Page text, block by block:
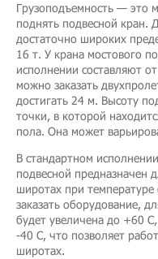
Грузоподъемность — это
поднять подвесной кран.
достаточно широких
16 т. У крана мостового
исполнении составляют
можно заказать
достигать 24 м. Высоту
точки, в которой
пола. Она может
В стандартном
подвесной предназначен
широтах при
заказать оборудование,
будет увеличена до +60
-40 С, что позволяет
широтах.